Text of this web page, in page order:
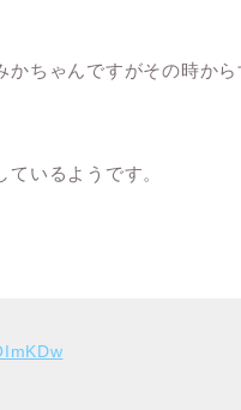
ちゃんですがその時か
いるようです。